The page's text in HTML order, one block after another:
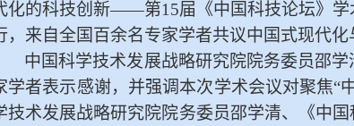
化的科技创新——第15届《中国科技论坛》学
， 来自全国 百余名专家学者共议中国式现代化
中国科学技术发展战略研究院院务委员邵学
学者表示感谢，并强调本次学术会议对聚焦“
技术发展战略研究院院务委员邵学清、《中国